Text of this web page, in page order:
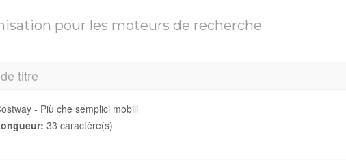
pour les moteurs de recherche
titre
- Più che semplici mobili
33 caractère(s)